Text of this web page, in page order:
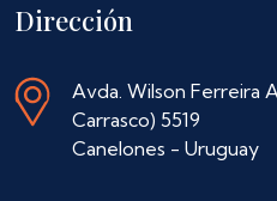
Dirección
Avda. Wilson Ferreira
Carrasco) 5519
Canelones - Uruguay